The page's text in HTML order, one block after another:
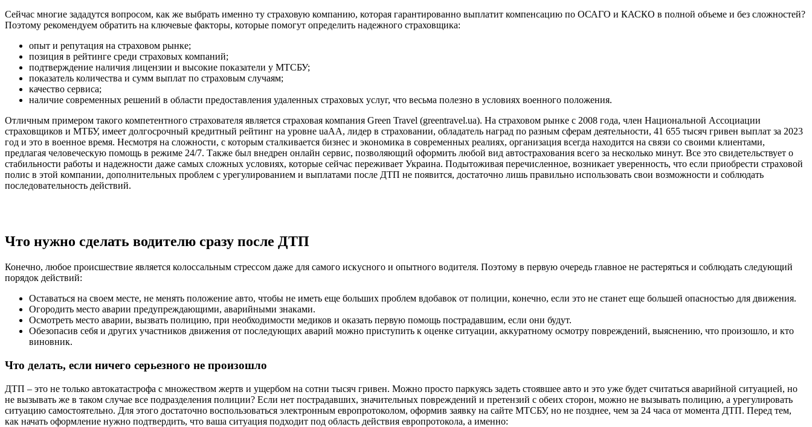
Сейчас многие зададутся вопросом, как же выбрать именно ту страховую компанию, которая гарантированно выплатит компенсацию по ОСАГО и КАСКО в полной объеме и без сложностей?
Поэтому рекомендуем обратить на ключевые факторы, которые помогут определить надежного страховщика:
опыт и репутация на страховом рынке;
позиция в рейтинге среди страховых компаний;
подтверждение наличия лицензии и высокие показатели у МТСБУ;
показатель количества и сумм выплат по страховым случаям;
качество сервиса;
наличие современных решений в области предоставления удаленных страховых услуг, что весьма полезно в условиях военного положения.
Отличным примером такого компетентного страхователя является страховая компания Green Travel (greentravel.ua). На страховом рынке с 2008 года, член Национальной Ассоциации
страховщиков и МТБУ, имеет долгосрочный кредитный рейтинг на уровне uaAA, лидер в страховании, обладатель наград по разным сферам деятельности, 41 655 тысяч гривен выплат за 2023
год и это в военное время. Несмотря на сложности, с которым сталкивается бизнес и экономика в современных реалиях, организация всегда находится на связи со своими клиентами,
предлагая человеческую помощь в режиме 24/7. Также был внедрен онлайн сервис, позволяющий оформить любой вид автострахования всего за несколько минут. Все это свидетельствует о
стабильности работы и надежности даже самых сложных условиях, которые сейчас переживает Украина. Подытоживая перечисленное, возникает уверенность, что если приобрести страховой
полис в этой компании, дополнительных проблем с урегулированием и выплатами после ДТП не появится, достаточно лишь правильно использовать свои возможности и соблюдать
последовательность действий.
Что нужно сделать водителю сразу после ДТП
Конечно, любое происшествие является колоссальным стрессом даже для самого искусного и опытного водителя. Поэтому в первую очередь главное не растеряться и соблюдать следующий
порядок действий:
Оставаться на своем месте, не менять положение авто, чтобы не иметь еще больших проблем вдобавок от полиции, конечно, если это не станет еще большей опасностью для движения.
Огородить место аварии предупреждающими, аварийными знаками.
Осмотреть место аварии, вызвать полицию, при необходимости медиков и оказать первую помощь пострадавшим, если они будут.
Обезопасив себя и других участников движения от последующих аварий можно приступить к оценке ситуации, аккуратному осмотру повреждений, выяснению, что произошло, и кто
виновник.
Что делать, если ничего серьезного не произошло
ДТП – это не только автокатастрофа с множеством жертв и ущербом на сотни тысяч гривен. Можно просто паркуясь задеть стоявшее авто и это уже будет считаться аварийной ситуацией, но
не вызывать же в таком случае все подразделения полиции? Если нет пострадавших, значительных повреждений и претензий с обеих сторон, можно не вызывать полицию, а урегулировать
ситуацию самостоятельно. Для этого достаточно воспользоваться электронным европротоколом, оформив заявку на сайте МТСБУ, но не позднее, чем за 24 часа от момента ДТП. Перед тем,
как начать оформление нужно подтвердить, что ваша ситуация подходит под область действия европротокола, а именно: